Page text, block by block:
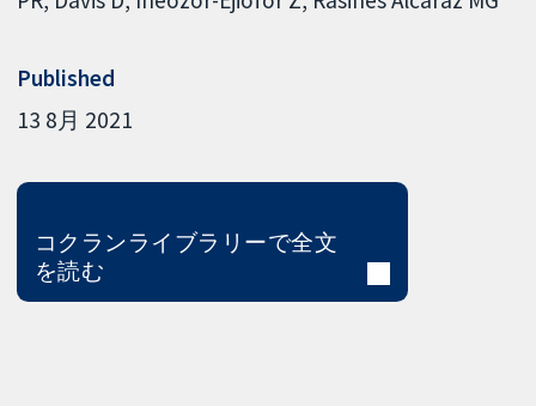
Published
13 8月 2021
コクランライブラリーで全文
を読む